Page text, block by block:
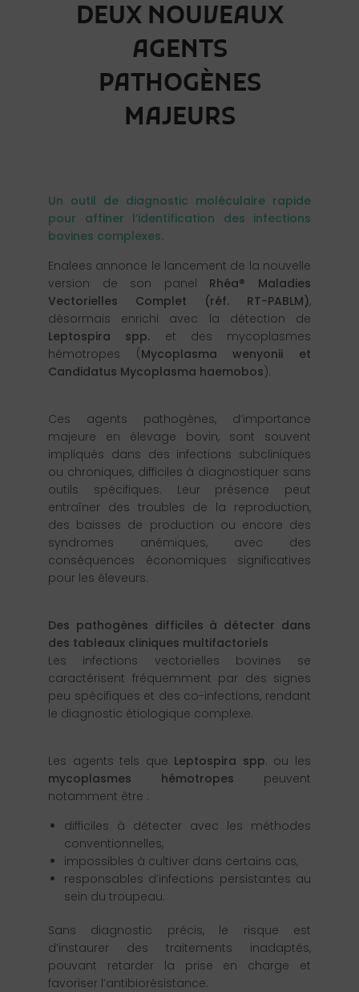
DEUX NOUVEAUX
AGENTS
PATHOGÈNES
MAJEURS
Un outil de diagnostic moléculaire rapide
pour affiner l’identification des infections
bovines complexes.
Enalees annonce le lancement de la nouvelle
version de son panel Rhéa® Maladies
Vectorielles Complet (réf. RT-PABLM),
désormais enrichi avec la détection de
Leptospira spp. et des mycoplasmes
hémotropes (Mycoplasma wenyonii et
Candidatus Mycoplasma haemobos).
Ces agents pathogènes, d’importance
majeure en élevage bovin, sont souvent
impliqués dans des infections subcliniques
ou chroniques, difficiles à diagnostiquer sans
outils spécifiques. Leur présence peut
entraîner des troubles de la reproduction,
des baisses de production ou encore des
syndromes anémiques, avec des
conséquences économiques significatives
pour les éleveurs.
Des pathogènes difficiles à détecter dans
des tableaux cliniques multifactoriels
Les infections vectorielles bovines se
caractérisent fréquemment par des signes
peu spécifiques et des co-infections, rendant
le diagnostic étiologique complexe.
Les agents tels que Leptospira spp. ou les
mycoplasmes hémotropes peuvent
notamment être :
difficiles à détecter avec les méthodes
conventionnelles,
impossibles à cultiver dans certains cas,
responsables d’infections persistantes au
sein du troupeau.
Sans diagnostic précis, le risque est
d’instaurer des traitements inadaptés,
pouvant retarder la prise en charge et
favoriser l’antibiorésistance.